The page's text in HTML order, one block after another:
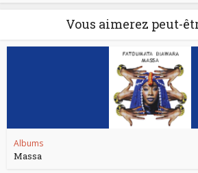
Vous aimerez peut-
Albums
Massa